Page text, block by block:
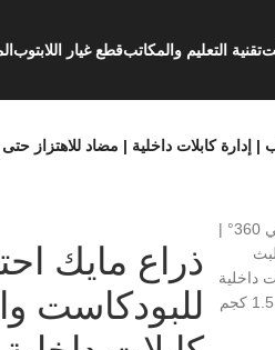
تقنية التعليم والمكاتبقطع غيار اللابتوب
للبودكاست